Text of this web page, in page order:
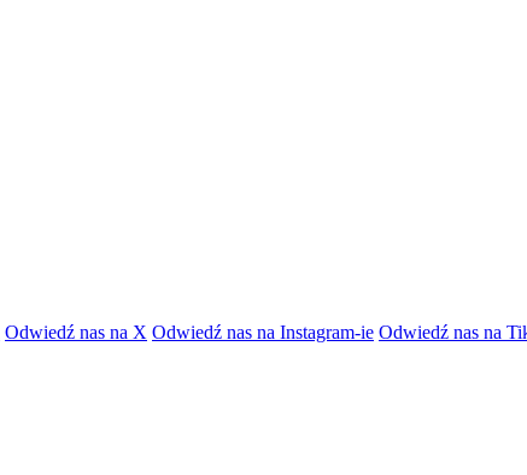
Odwiedź nas na X Odwiedź nas na Instagram-ie Odwiedź nas na